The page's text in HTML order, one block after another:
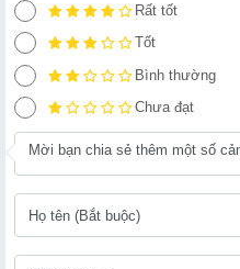
Rất tốt
Tốt
Bình thường
Chưa đạt